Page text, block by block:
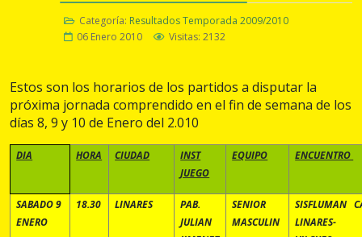
Categoría: Resultados Temporada 2009/2010
06 Enero 2010
Visitas: 2132
Estos son los horarios de los partidos a disputar la
próxima jornada comprendido en el fin de semana de los
días 8, 9 y 10 de Enero del 2.010
DIA HORA CIUDAD
INST
JUEGO
EQUIPO ENCUENTRO
SABADO 9
ENERO
18.30 LINARES
PAB.
JULIAN
SENIOR
MASCULIN
SISFLUMAN